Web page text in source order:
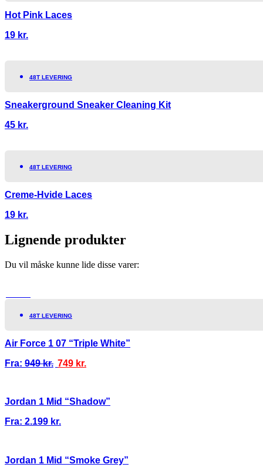
Hot Pink Laces
19 kr.
48T LEVERING
Sneakerground Sneaker Cleaning Kit
45 kr.
48T LEVERING
Creme-Hvide Laces
19 kr.
Lignende produkter
Du vil måske kunne lide disse varer:
48T LEVERING
Air Force 1 07 “Triple White”
Fra: 949kr. 749 kr.
Jordan 1 Mid “Shadow”
Fra: 2.199 kr.
Jordan 1 Mid “Smoke Grey”